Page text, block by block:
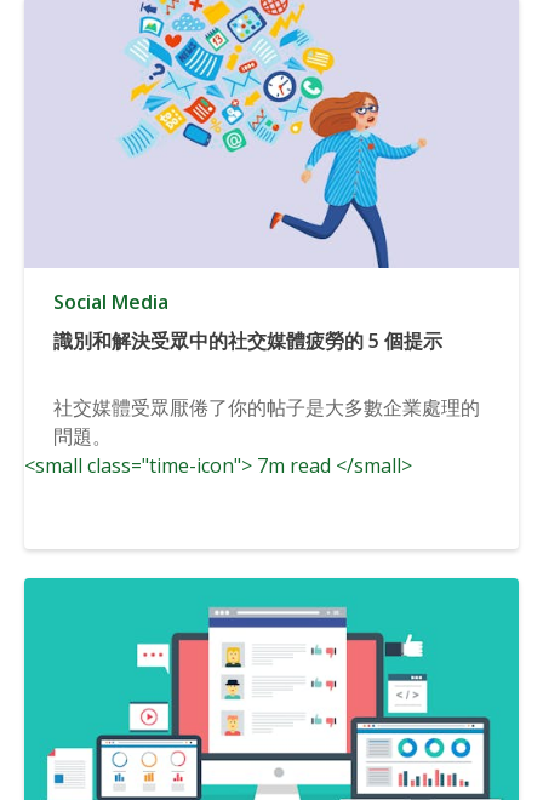
Social Media
識別和解決受眾中的社交媒體疲勞的 5 個提示
社交媒體受眾厭倦了你的帖子是大多數企業處理的
問題。
<small class="time-icon"> 7m read </small>